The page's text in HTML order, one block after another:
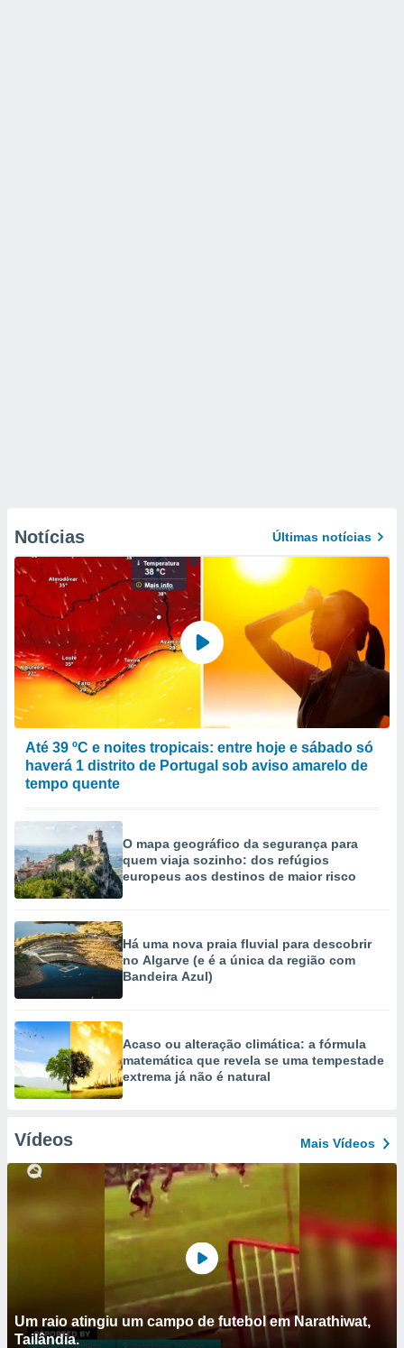
Notícias Últimas notícias
Até 39 ºC e noites tropicais: entre hoje e sábado só
haverá 1 distrito de Portugal sob aviso amarelo de
tempo quente
O mapa geográfico da segurança para
quem viaja sozinho: dos refúgios
europeus aos destinos de maior risco
Há uma nova praia fluvial para descobrir
no Algarve (e é a única da região com
Bandeira Azul)
Acaso ou alteração climática: a fórmula
matemática que revela se uma tempestade
extrema já não é natural
Vídeos Mais Vídeos
Um raio atingiu um campo de futebol em Narathiwat,
Tailândia.